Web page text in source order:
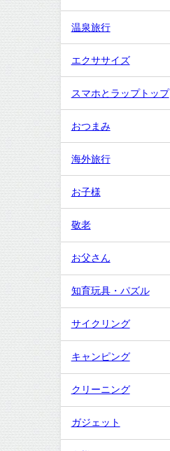
温泉旅行
エクササイズ
スマホとラップトップ
おつまみ
海外旅行
お子様
敬老
お父さん
知育玩具・パズル
サイクリング
キャンピング
クリーニング
ガジェット